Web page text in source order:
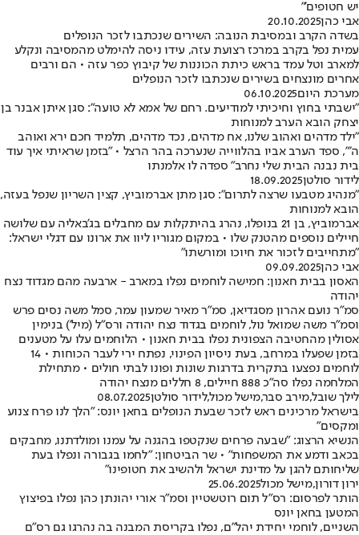
יש חטופים'"
אבי כהן20.10.2025
בשדה הקרב ובמסיבת הנובה: השירים שנכתבו לזכר הנופלים
עמית נפל בקרב במרכז רצועת עזה, עידו ניסה להימלט מהמסיבה ונקלע
למארב וטל עמד בראש כיתת הכוננות של קיבוץ כפר עזה • הם ורבים
אחרים מונצחים בשירים שנכתבו לזכר הנופלים
מערכת היום06.10.2025
"ישבתי בחוץ וחיכיתי למודיעים. רחם של אמא לא טועה": סגן איתן אבנר בן
יצחק הובא הערב למנוחות
"ילד מדהים ואהוב שלנו, אח מדהים, נכד מדהים, תלמיד חכם ירא ואוהב
ה׳", ספד הערב אביו בהלווייה שנערכה בהר הרצל • "בזמן שראיתי איך עוד
בית נבנה הבית שלי נחרב" ספדה לו אלמנתו
לידור סולטן18.09.2025
"מנהיג מטבעו שרצה לתרום": סגן מתן אברמוביץ, קצין השריון שנפל בעזה,
הובא למנוחות
אברמוביץ, בן 21 בנופלו, נהרג בהיתקלות עם מחבלים בג'באליה עם שלושה
חיילים נוספים מהטנק שלו • במקום מגוריו ליוו את ארונו עם דגלי ישראל:
"מתחייבים לזכור את חיוכו ומורשתו"
אבי כהן09.09.2025
האסון בבית חאנון: חמישה לוחמים נפלו במארב - ארבעה מהם מגדוד נצח
יהודה
סמ"ר נועם אהרון מסגדיאן, סמ"ר מאיר שמעון עמר, סמל משה נסים פרש
וסמ"ר משה שמואל נול, לוחמים בגדוד נצח יהודה ורס"ל (מיל') בנימין
אסולין מהחטיבה הצפונית נפלו בבית חאנון • הלוחמים עלו על מטענים
בזמן שפעלו במרחב, בעת ניסיון הפינוי, נפתח ירי לעבר הכוחות • 14
לוחמים נפצעו בתקרית בדרגות שונות ופונו לבתי חולים • מתחילת
המלחמה נפלו סה"כ 888 חיילים, 8 חללים מנצח יהודה
לילך שובל,מירב סבר,מישל מכול,לידור סולטן08.07.2025
בישראל מרכינים ראש לזכר שבעת הנופלים בחאן יונס: "הלך לנו פרח צנוע
ומקסים"
הנשיא הרצוג: "שבעה פרחים שנקטפו בהגנה על עמנו ומולדתנו, מחבקים
בכאב ודמע את המשפחות" • שר הביטחון: "לחמו בגבורה ונפלו בעת
שליחותם להגן על מדינת ישראל ולהשיב את חטופינו"
ירון דורון,מישל מכול25.06.2025
הותר לפרסום: רס"ל תום רוטשטיין וסמ"ר אורי יהונתן כהן נפלו בפיצוץ
המטען בחאן יונס
השניים, לוחמי יחידת יהל"ם, נפלו בקריסת המבנה בה נהרגו גם רס"ם